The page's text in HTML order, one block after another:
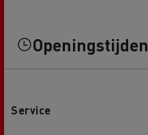
Openingstijden
Service